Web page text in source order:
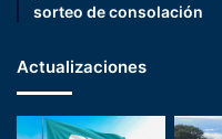
sorteo de consolación
Actualizaciones